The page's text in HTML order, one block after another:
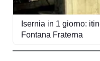
Isernia in 1 giorno:
Fontana Fraterna